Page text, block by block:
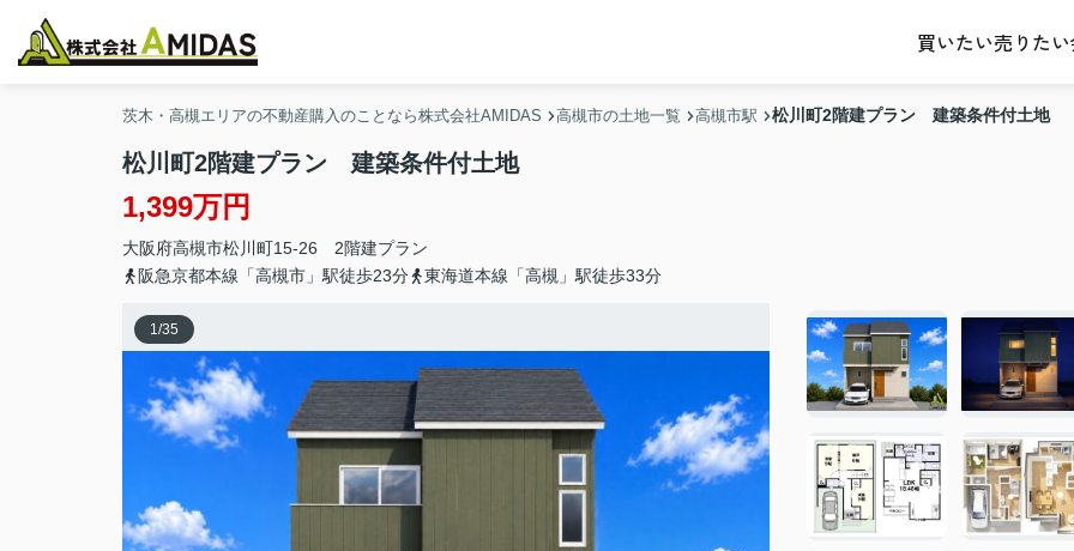
買いたい売りたい
茨木・高槻エリアの不動産購入のことなら株式会社AMIDAS 高槻市の土地一覧 高槻市駅 松川町2階建プラン 建築条件付土地
松川町2階建プラン 建築条件付土地
1,399万円
大阪府高槻市松川町15-26 2階建プラン
阪急京都本線「高槻市」駅徒歩23分
東海道本線「高槻」駅徒歩33分
1/35